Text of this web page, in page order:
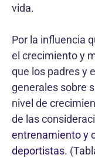
vida.
Por la influencia
el crecimiento y
que los padres y
generales sobre
nivel de
de las
entrenamiento y
deportistas.